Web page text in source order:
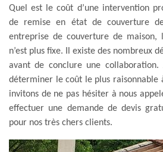
Quel est le coût d’une intervention
de remise en état de couverture
entreprise de couverture de
n’est plus fixe. Il existe des nombreux
avant de conclure une collaboration.
déterminer le coût le plus raisonnable
invitons de ne pas hésiter à nous
effectuer une demande de devis
pour nos très chers clients.